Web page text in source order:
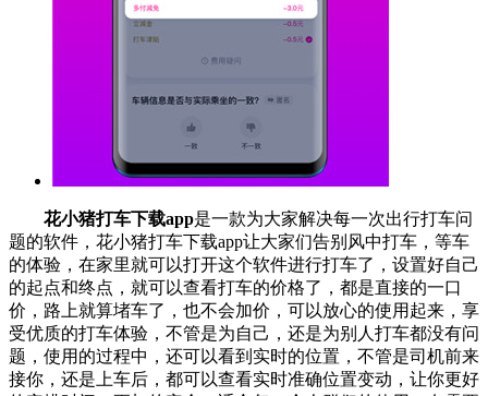
花小猪打车下载app是一款为大家解决每一次出行打车问
题的软件，花小猪打车下载app让大家们告别风中打车，等车
的体验，在家里就可以打开这个软件进行打车了，设置好自己
的起点和终点，就可以查看打车的价格了，都是直接的一口
价，路上就算堵车了，也不会加价，可以放心的使用起来，享
受优质的打车体验，不管是为自己，还是为别人打车都没有问
题，使用的过程中，还可以看到实时的位置，不管是司机前来
接你，还是上车后，都可以查看实时准确位置变动，让你更好